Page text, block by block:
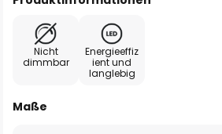
Nicht
dimmbar
Energieeffiz
ient und
langlebig
Maße